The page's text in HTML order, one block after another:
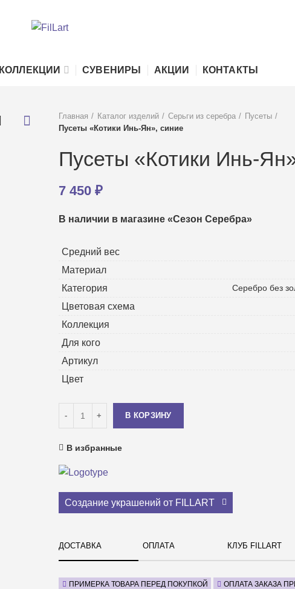
КОЛЛЕКЦИИ СУВЕНИРЫ АКЦИИ КОНТАКТЫ
Главная Каталог изделий Серьги из серебра
Пусеты
Пусеты «Котики Инь-Ян», синие
Пусеты «Котики Инь-
7 450 ₽
В наличии в магазине «Сезон Серебра»
Средний вес
Материал
Категория Серебро без
Цветовая схема
Коллекция
Для кого
Артикул
Цвет
В КОРЗИНУ
В избранные
Создание украшений от FILLART
ДОСТАВКА ОПЛАТА КЛУБ FILLART
ПРИМЕРКА ТОВАРА ПЕРЕД ПОКУПКОЙ ОПЛАТА ЗАКАЗА